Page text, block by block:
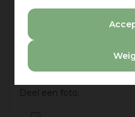
Aan te bevelen?
Nee
Deel een foto: